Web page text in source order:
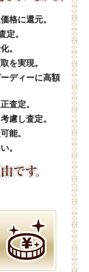
格に還元。
定。
。
を実現。
ディーに高額
査定。
慮し査定。
能。
。